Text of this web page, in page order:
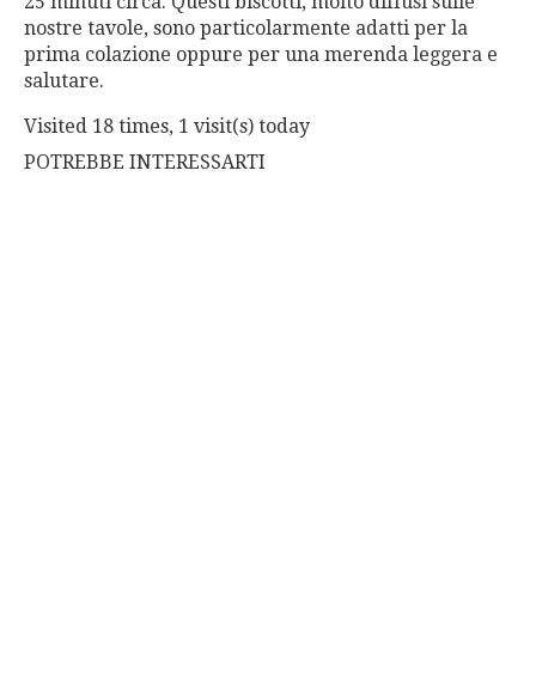
nostre tavole, sono particolarmente adatti per la
prima colazione oppure per una merenda leggera e
salutare.
Visited 18 times, 1 visit(s) today
POTREBBE INTERESSARTI